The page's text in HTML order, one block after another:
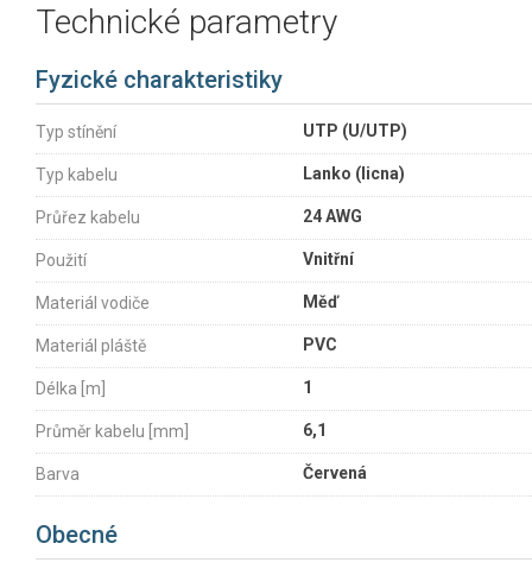
Technické parametry
Fyzické charakteristiky
Typ stínění UTP (U/UTP)
Typ kabelu Lanko (licna)
Průřez kabelu 24 AWG
Použití Vnitřní
Materiál vodiče Měď
Materiál pláště PVC
Délka [m] 1
Průměr kabelu [mm] 6,1
Barva Červená
Obecné